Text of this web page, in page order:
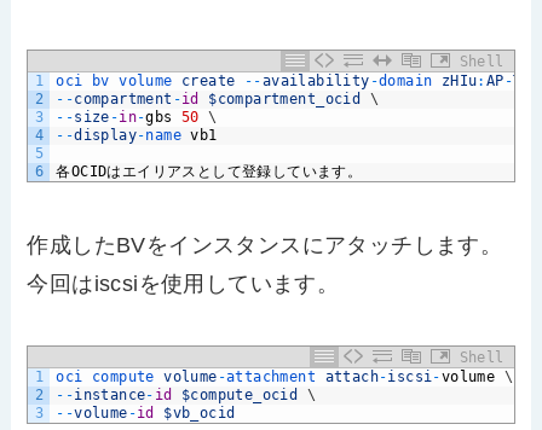
Shell
1
2
3
4
5
6
oci bv volume create --availability -domain zHIu: AP -
--compartment -id $compartment_ocid
\
--size -in-gbs 50 \
--display-name vb1
各OCIDはエイリアスとして登録しています。
作成したBVをインスタンスにアタッチします。
今回はiscsiを使用しています。
Shell
1
2
3
oci compute volume -attachment attach-iscsi-volume \
--instance- id $compute_ocid
\
--volume -id $vb_ocid